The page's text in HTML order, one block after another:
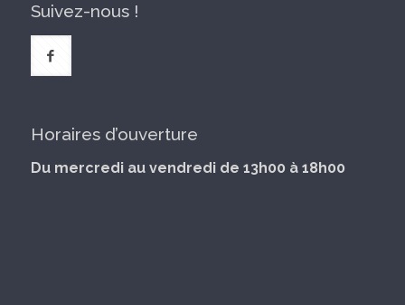
Suivez-nous !
Horaires d’ouverture
Du mercredi au vendredi de 13h00 à 18h00